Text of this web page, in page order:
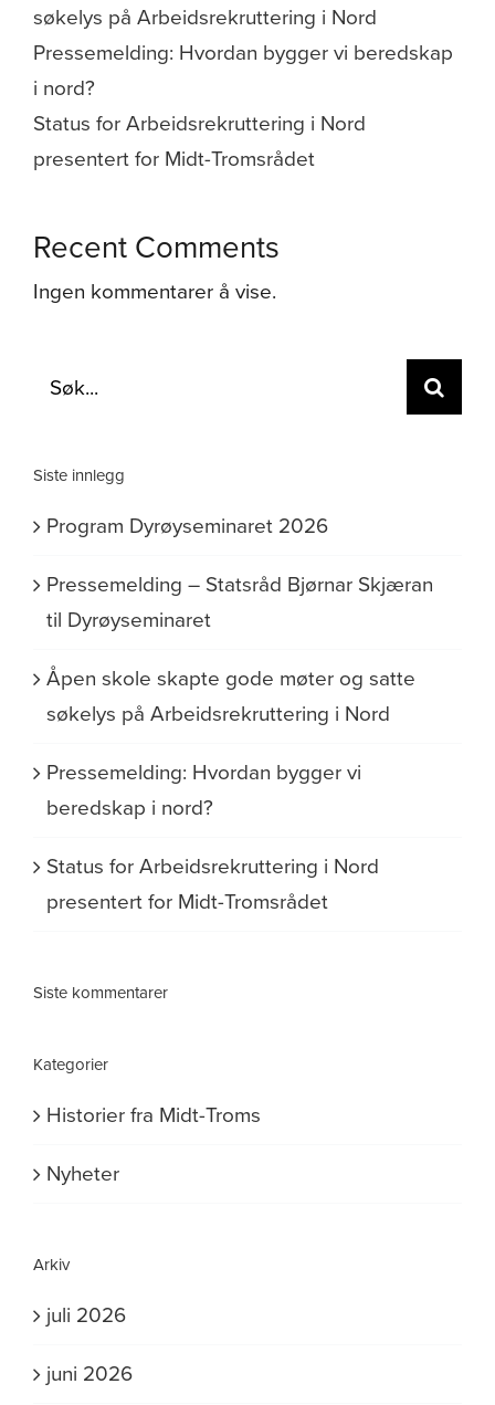
søkelys på Arbeidsrekruttering i Nord
Pressemelding: Hvordan bygger vi beredskap
i nord?
Status for Arbeidsrekruttering i Nord
presentert for Midt-Tromsrådet
Recent Comments
Ingen kommentarer å vise.
Søk
Siste innlegg
Program Dyrøyseminaret 2026
Pressemelding – Statsråd Bjørnar Skjæran
til Dyrøyseminaret
Åpen skole skapte gode møter og satte
søkelys på Arbeidsrekruttering i Nord
Pressemelding: Hvordan bygger vi
beredskap i nord?
Status for Arbeidsrekruttering i Nord
presentert for Midt-Tromsrådet
Siste kommentarer
Kategorier
Historier fra Midt-Troms
Nyheter
Arkiv
juli 2026
juni 2026